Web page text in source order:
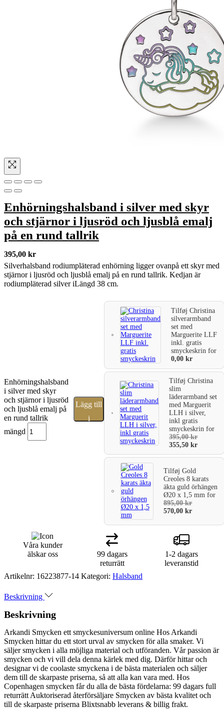
Enhörningshalsband i silver med skyr
och stjärnor i ljusröd och ljusblå emalj
på en rund tallrik
395,00 kr
Silverhalsband rodiumpläterad enhörning ligger ovanpå ett skyr med
stjärnor i ljusröd och ljusblå emalj på en rund tallrik. Kedjan är
rodiumpläterad silver iLängd 38 cm.
Enhörningshalsband
i silver med skyr
och stjärnor i ljusröd
och ljusblå emalj på
en rund tallrik
mängd
Lägg till
i
TilføjChristina
silverarmband
set med
Marguerite LLF
inkl. gratis
smyckeskrinfor
0,00kr
TilføjChristina
slim
läderarmband set
med Marguerit
LLH i silver,
inkl gratis
smyckeskrinfor
395,00kr
355,50kr
TilføjGold
Creoles 8 karats
äkta guld örhängen
Ø20 x 1,5 mmfor
895,00kr
570,00kr
Våra kunder
älskar oss
99 dagars
returrätt
1-2 dagars
leveranstid
Artikelnr: 16223877-14 Kategori: Halsband
Beskrivning
Beskrivning
Arkandi Smycken ett smyckesuniversum online Hos Arkandi
Smycken hittar du ett stort urval av smycken för alla smaker. Vi
säljer smycken i alla möjliga material och utföranden. Vår passion är
smycken och vi vill dela denna kärlek med dig. Därför hittar och
designar vi de coolaste smyckena i de bästa materialen och säljer
dem till de skarpaste priserna, så att alla kan vara med. Hos
Copenhagen smycken får du alla de bästa fördelarna: 99 dagars full
returrätt Auktoriserad återförsäljare Smycken av bästa kvalitet och
till de skarpaste priserna Blixtsnabb leverans & billig frakt.